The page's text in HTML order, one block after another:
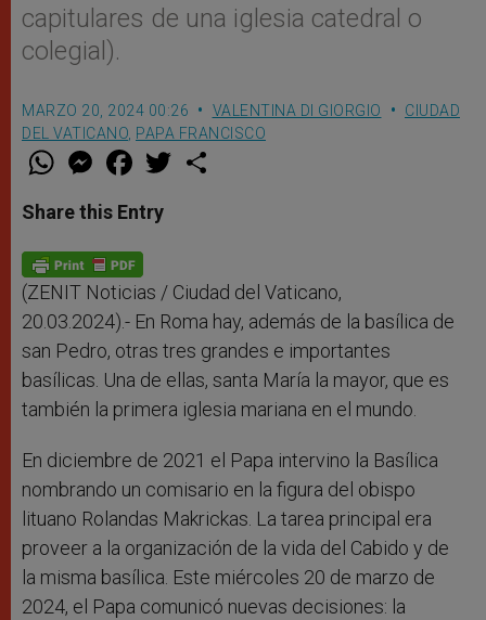
capitulares de una iglesia catedral o
colegial).
MARZO 20, 2024 00:26 VALENTINA DI GIORGIO
CIUDAD
DEL VATICANO PAPA FRANCISCO
W
t
s
p
p
M
e
s
e
g
e
r
F
a
e
b
o
k
w
Share this Entry
(ZENIT Noticias / Ciudad del Vaticano,
20.03.2024).- En Roma hay, además de la basílica de
san Pedro, otras tres grandes e importantes
basílicas. Una de ellas, santa María la mayor, que es
también la primera iglesia mariana en el mundo.
En diciembre de 2021 el Papa intervino la Basílica
nombrando un comisario en la figura del obispo
lituano Rolandas Makrickas. La tarea principal era
proveer a la organización de la vida del Cabido y de
la misma basílica. Este miércoles 20 de marzo de
2024, el Papa comunicó nuevas decisiones: la